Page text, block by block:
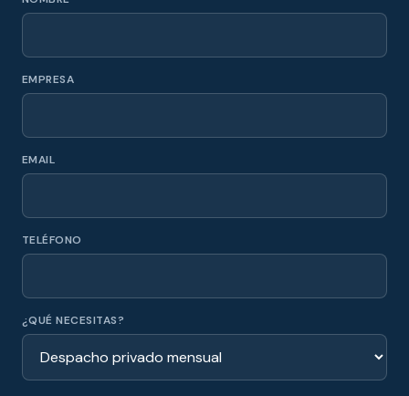
EMPRESA
EMAIL
TELÉFONO
¿QUÉ NECESITAS?